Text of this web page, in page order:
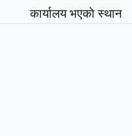
कार्यालय भएकाे स्थान